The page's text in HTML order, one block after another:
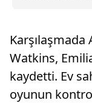
Karşılaşmada
Watkins,
kaydetti. Ev
oyunun